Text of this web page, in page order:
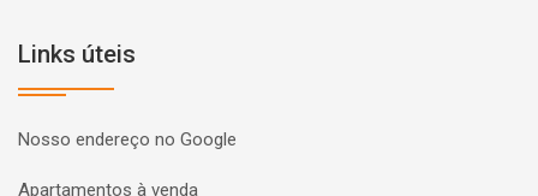
Links úteis
Nosso endereço no Google
Apartamentos à venda